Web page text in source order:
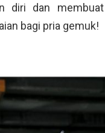
diri dan membuat
bagi pria gemuk!